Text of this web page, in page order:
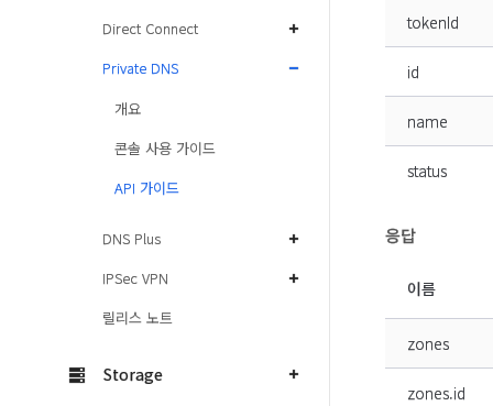
Direct Connect
Private DNS
개요
콘솔 사용 가이드
API 가이드
DNS Plus
IPSec VPN
릴리스 노트
Storage
tokenId
id
name
status
응답
이름
zones
zones.id